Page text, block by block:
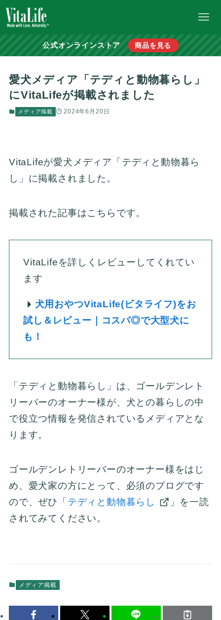
公式オンラインストア 商品を見る
愛犬メディア「テディと動物暮らし」
にVitaLifeが掲載されました
メディア掲載 2024年6月20日
VitaLifeが愛犬メディア「テディと動物暮ら
し」に掲載されました。
掲載された記事はこちらです。
VitaLifeを詳しくレビューしてくれてい
ます
犬用おやつVitaLife(ビタライフ)をお
試し＆レビュー｜コスパ◎で大型犬に
も！
「テディと動物暮らし」は、ゴールデンレト
リーバーのオーナー様が、犬との暮らしの中
で役立つ情報を発信されているメディアとな
ります。
ゴールデンレトリーバーのオーナー様をはじ
め、愛犬家の方にとって、必須のブログです
ので、ぜひ「 テディと動物暮らし
」を一読
されてみてください。
メディア掲載